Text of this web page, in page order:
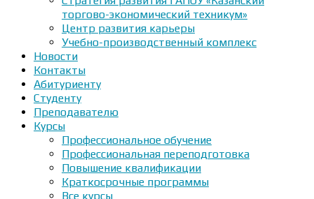
торгово-экономический техникум»
Центр развития карьеры
Учебно-производственный комплекс
Новости
Контакты
Абитуриенту
Студенту
Преподавателю
Курсы
Профессиональное обучение
Профессиональная переподготовка
Повышение квалификации
Краткосрочные программы
Все курсы